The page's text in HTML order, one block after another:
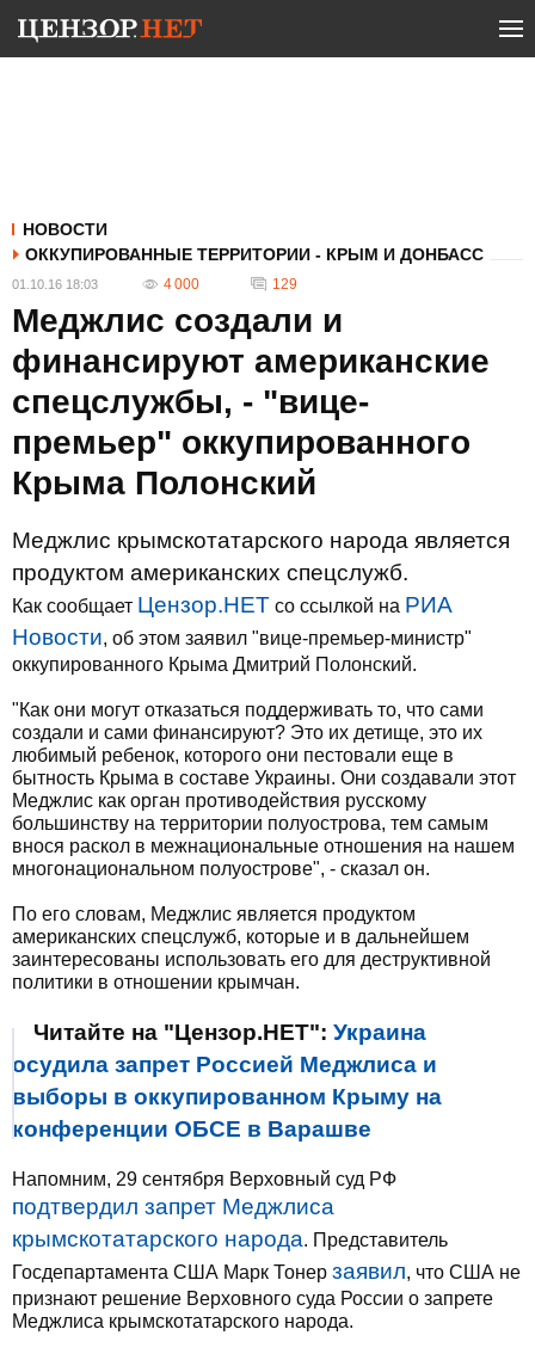
НОВОСТИ
ОККУПИРОВАННЫЕ ТЕРРИТОРИИ - КРЫМ И ДОНБАСС
01.10.16 18:03 4 000 129
Меджлис создали и
финансируют американские
спецслужбы, - "вице-
премьер" оккупированного
Крыма Полонский
Меджлис крымскотатарского народа является
продуктом американских спецслужб.
Как сообщает Цензор.НЕТ со ссылкой на РИА
Новости, об этом заявил "вице-премьер-министр"
оккупированного Крыма Дмитрий Полонский.
"Как они могут отказаться поддерживать то, что сами
создали и сами финансируют? Это их детище, это их
любимый ребенок, которого они пестовали еще в
бытность Крыма в составе Украины. Они создавали этот
Меджлис как орган противодействия русскому
большинству на территории полуострова, тем самым
внося раскол в межнациональные отношения на нашем
многонациональном полуострове", - сказал он.
По его словам, Меджлис является продуктом
американских спецслужб, которые и в дальнейшем
заинтересованы использовать его для деструктивной
политики в отношении крымчан.
Читайте на "Цензор.НЕТ": Украина
осудила запрет Россией Меджлиса и
выборы в оккупированном Крыму на
конференции ОБСЕ в Варашве
Напомним, 29 сентября Верховный суд РФ
подтвердил запрет Меджлиса
крымскотатарского народа. Представитель
Госдепартамента США Марк Тонер заявил, что США не
признают решение Верховного суда России о запрете
Меджлиса крымскотатарского народа.